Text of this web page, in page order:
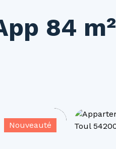
84 m²
Nouveauté